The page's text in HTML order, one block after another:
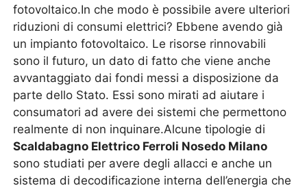
fotovoltaico.In che modo è possibile avere ulteriori
riduzioni di consumi elettrici? Ebbene avendo già
un impianto fotovoltaico. Le risorse rinnovabili
sono il futuro, un dato di fatto che viene anche
avvantaggiato dai fondi messi a disposizione da
parte dello Stato. Essi sono mirati ad aiutare i
consumatori ad avere dei sistemi che permettono
realmente di non inquinare.Alcune tipologie di
Scaldabagno Elettrico Ferroli Nosedo Milano
sono studiati per avere degli allacci e anche un
sistema di decodificazione interna dell’energia che